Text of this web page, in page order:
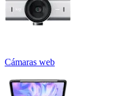
Cámaras web